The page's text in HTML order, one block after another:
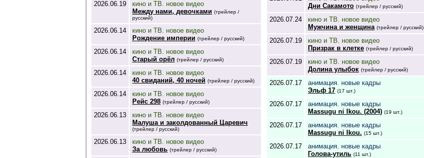
2026.06.19
кино и ТВ. новое видео
Между нами, девочками (трейлер /
русский)
2026.06.14
кино и ТВ. новое видео
Рождение империи (трейлер / русский)
2026.06.14
кино и ТВ. новое видео
Старый орёл (трейлер / русский)
2026.06.14
кино и ТВ. новое видео
40 свиданий, 40 ночей (трейлер / русский)
2026.06.14
кино и ТВ. новое видео
Рейс 298 (трейлер / русский)
2026.06.13
кино и ТВ. новое видео
Малуша и заколдованный Царевич
(трейлер / русский)
2026.06.13
кино и ТВ. новое видео
За любовь (трейлер / русский)
Дни Сакамото (трейлер / русский)
2026.07.24
кино и ТВ. новое видео
Мужчина и женщина (трейлер / русский)
2026.07.19
кино и ТВ. новое видео
Призрак в клетке (трейлер / русский)
2026.07.19
кино и ТВ. новое видео
Долина улыбок (трейлер / русский)
2026.07.17
анимация. новые кадры
Эльф 17 (17 шт.)
2026.07.17
анимация. новые кадры
Massugu ni Ikou. (2004) (19 шт.)
2026.07.17
анимация. новые кадры
Massugu ni Ikou. (15 шт.)
2026.07.17
анимация. новые кадры
Голова-утиль (11 шт.)